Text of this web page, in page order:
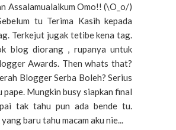
Assalamualaikum Omo!! (\O_o/)
tu Terima Kasih kepada
Terkejut jugak tetibe kena tag.
blog diorang , rupanya untuk
Awards. Then whats that?
Blogger Serba Boleh? Serius
pape. Mungkin busy siapkan final
tak tahu pun ada bende tu.
baru tahu macam aku nie...